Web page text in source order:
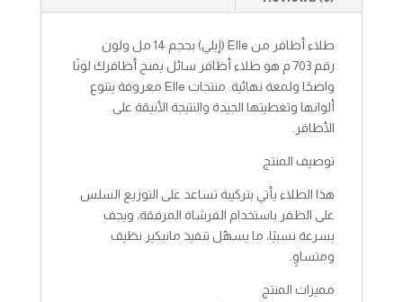
طلاء أظافر من Elle (إيلي) بحجم 14 مل ولون
رقم 703 م هو طلاء أظافر سائل يمنح أظافرك لونًا
واضحًا ولمعة نهائية. منتجات Elle معروفة بتنوع
ألوانها وتغطيتها الجيدة والنتيجة الأنيقة على
الأظافر.
توصيف المنتج
هذا الطلاء يأتي بتركيبة تساعد على التوزيع السلس
على الظفر باستخدام الفرشاة المرفقة، ويجف
بسرعة نسبيًا، ما يسهّل تنفيذ مانيكير نظيف
ومتساوٍ.
مميزات المنتج